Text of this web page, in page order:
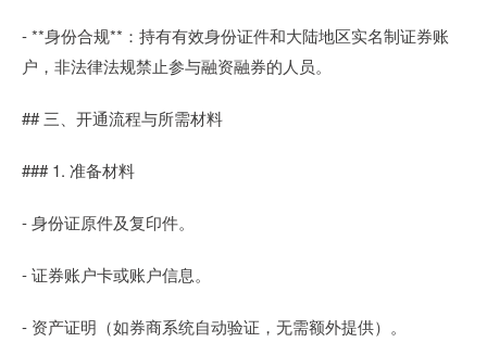
- **身份合规**：持有有效身份证件和大陆地区实名制证券账
户，非法律法规禁止参与融资融券的人员。
## 三、开通流程与所需材料
### 1. 准备材料
- 身份证原件及复印件。
- 证券账户卡或账户信息。
- 资产证明（如券商系统自动验证，无需额外提供）。